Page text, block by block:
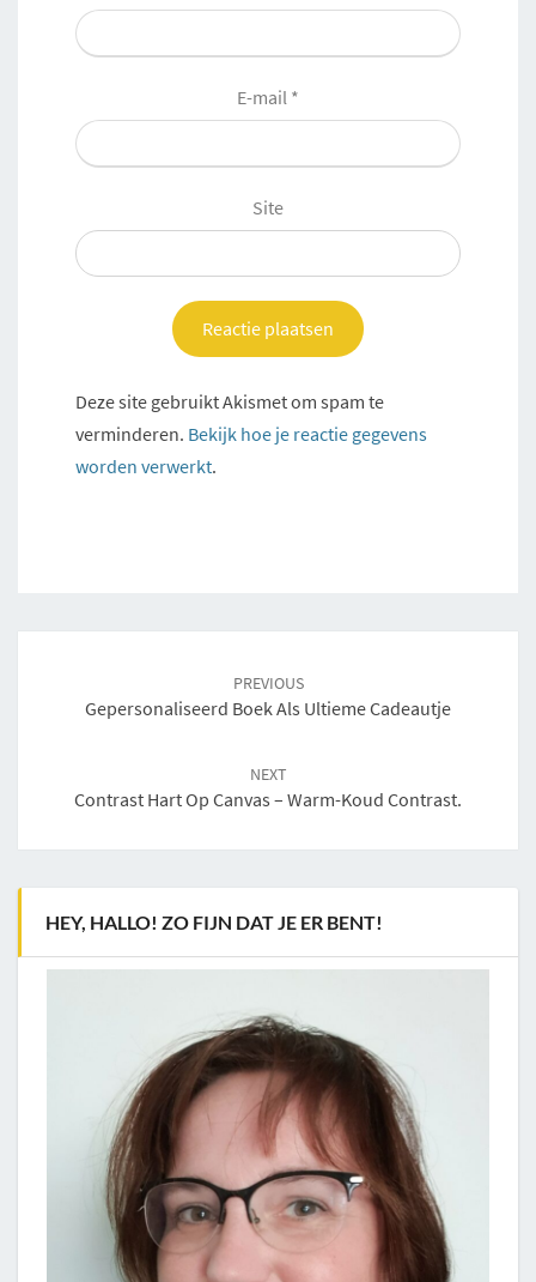
E-mail *
Site
Deze site gebruikt Akismet om spam te
verminderen. Bekijk hoe je reactie gegevens
worden verwerkt.
PREVIOUS
Gepersonaliseerd Boek Als Ultieme Cadeautje
NEXT
Contrast Hart Op Canvas – Warm-Koud Contrast.
HEY, HALLO! ZO FIJN DAT JE ER BENT!